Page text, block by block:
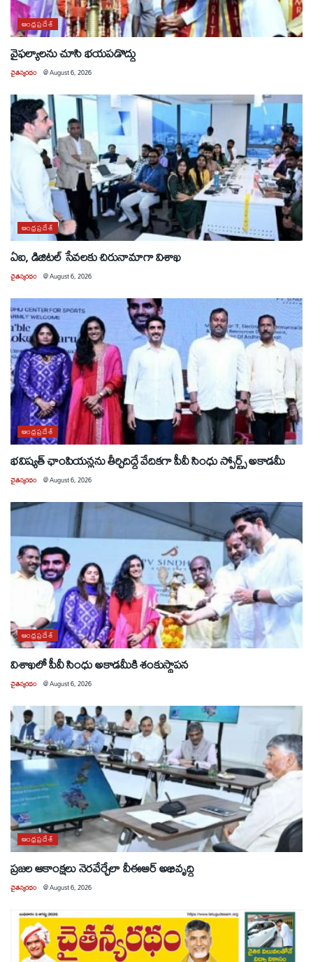
ఆంధ్రప్రదేశ్
వైఫల్యాలను చూసి భయపడొద్దు
చైతన్యరధం @August 6, 2026
ఆంధ్రప్రదేశ్
ఏఐ, డిజిటల్ సేవలకు చిరునామాగా విశాఖ
చైతన్యరధం @August 6, 2026
ఆంధ్రప్రదేశ్
భవిష్యత్ ఛాంపియన్లను తీర్చిదిద్దే వేదికగా పీవీ సింధు స్పోర్ట్స్ అకాడమీ
చైతన్యరధం @August 6, 2026
ఆంధ్రప్రదేశ్
విశాఖలో పీవీ సింధు అకాడమీకి శంకుస్థాపన
చైతన్యరధం @August 6, 2026
ఆంధ్రప్రదేశ్
ప్రజల ఆకాంక్షలు నెరవేర్చేలా వీఈఆర్ అభివృద్ధి
చైతన్యరధం @August 6, 2026